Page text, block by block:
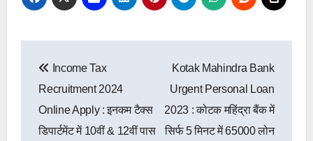
navigation
Income Tax
Recruitment 2024
Online Apply : इनकम टैक्स
डिपार्टमेंट में 10वीं & 12वीं पास
Kotak Mahindra Bank
Urgent Personal Loan
2023 : कोटक महिंद्रा बैंक में
सिर्फ 5 मिनट में 65000 लोन